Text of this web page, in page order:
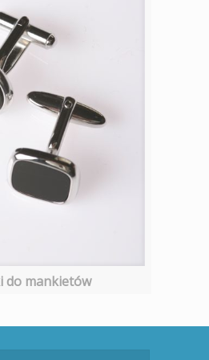
do mankietów